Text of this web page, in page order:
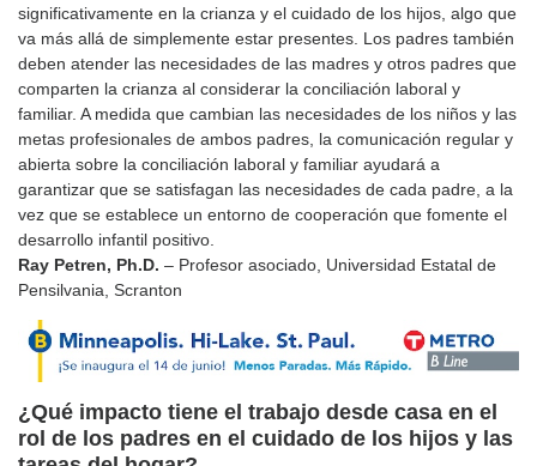
significativamente en la crianza y el cuidado de los hijos, algo que
va más allá de simplemente estar presentes. Los padres también
deben atender las necesidades de las madres y otros padres que
comparten la crianza al considerar la conciliación laboral y
familiar. A medida que cambian las necesidades de los niños y las
metas profesionales de ambos padres, la comunicación regular y
abierta sobre la conciliación laboral y familiar ayudará a
garantizar que se satisfagan las necesidades de cada padre, a la
vez que se establece un entorno de cooperación que fomente el
desarrollo infantil positivo.
Ray Petren, Ph.D. – Profesor asociado, Universidad Estatal de
Pensilvania, Scranton
¿Qué impacto tiene el trabajo desde casa en el
rol de los padres en el cuidado de los hijos y las